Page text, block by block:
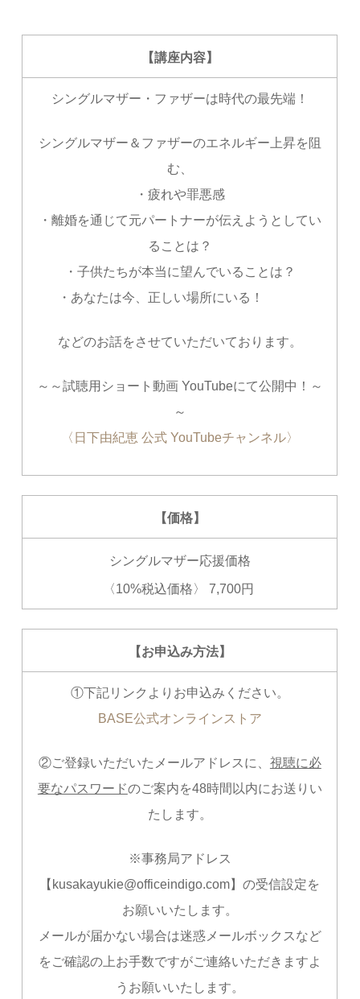
【講座内容】
シングルマザー・ファザーは時代の最先端！
シングルマザー＆ファザーのエネルギー上昇を阻
む、
・疲れや罪悪感
・離婚を通じて元パートナーが伝えようとしてい
ることは？
・子供たちが本当に望んでいることは？
・あなたは今、正しい場所にいる！
などのお話をさせていただいております。
～～試聴用ショート動画 YouTubeにて公開中！～
～
〈日下由紀恵 公式 YouTubeチャンネル〉
【価格】
シングルマザー応援価格
〈10%税込価格〉 7,700円
【お申込み方法】
①下記リンクよりお申込みください。
BASE公式オンラインストア
②ご登録いただいたメールアドレスに、 視聴に必
要なパスワードのご案内を48時間以内にお送りい
たします。
※事務局アドレス
【kusakayukie@officeindigo.com】の受信設定を
お願いいたします。
メールが届かない場合は迷惑メールボックスなど
をご確認の上お手数ですがご連絡いただきますよ
うお願いいたします。